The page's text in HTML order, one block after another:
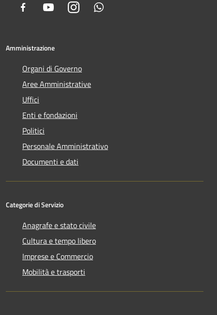
Facebook YoutubeInstagram
Amministrazione
Organi di Governo
Aree Amministrative
Uffici
Enti e fondazioni
Politici
Personale Amministrativo
Documenti e dati
Categorie di Servizio
Anagrafe e stato civile
Cultura e tempo libero
Imprese e Commercio
Mobilità e trasporti